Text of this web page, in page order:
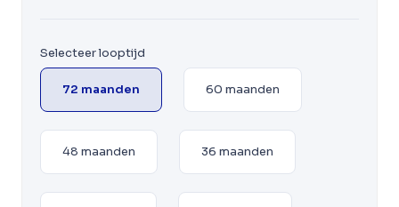
Selecteer looptijd
72 maanden 60 maanden
48 maanden 36 maanden